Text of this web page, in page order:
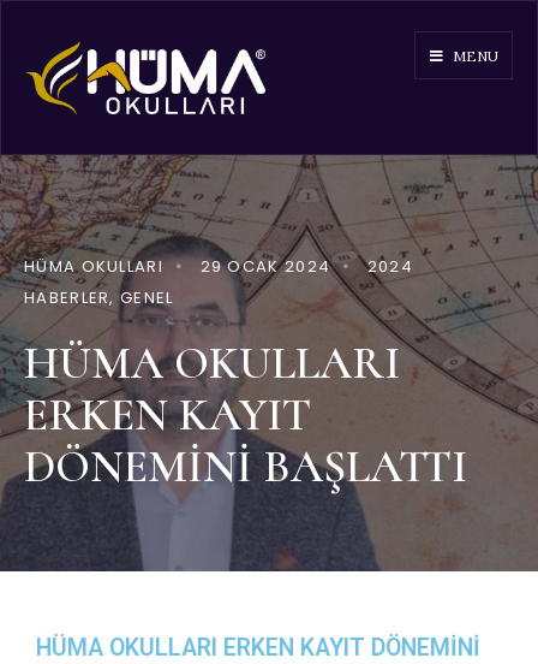
MENU
HÜMA OKULLARI • 29 OCAK 2024 •
2024
HABERLER,GENEL
HÜMA OKULLARI
ERKEN KAYIT
DÖNEMİNİ BAŞLATTI​
HÜMA OKULLARI ERKEN KAYIT DÖNEMİNİ